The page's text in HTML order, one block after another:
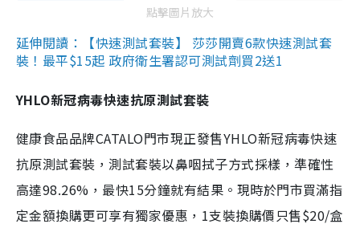
點擊圖片放大
延伸閱讀：【快速測試套裝】 莎莎開賣6款快速測試套
裝！最平$15起 政府衛生署認可測試劑買2送1
YHLO新冠病毒快速抗原測試套裝
健康食品品牌CATALO門市現正發售YHLO新冠病毒快速
抗原測試套裝，測試套裝以鼻咽拭子方式採樣，準確性
高達98.26%，最快15分鐘就有結果。現時於門市買滿指
定金額換購更可享有獨家優惠，1支裝換購價只售$20/盒